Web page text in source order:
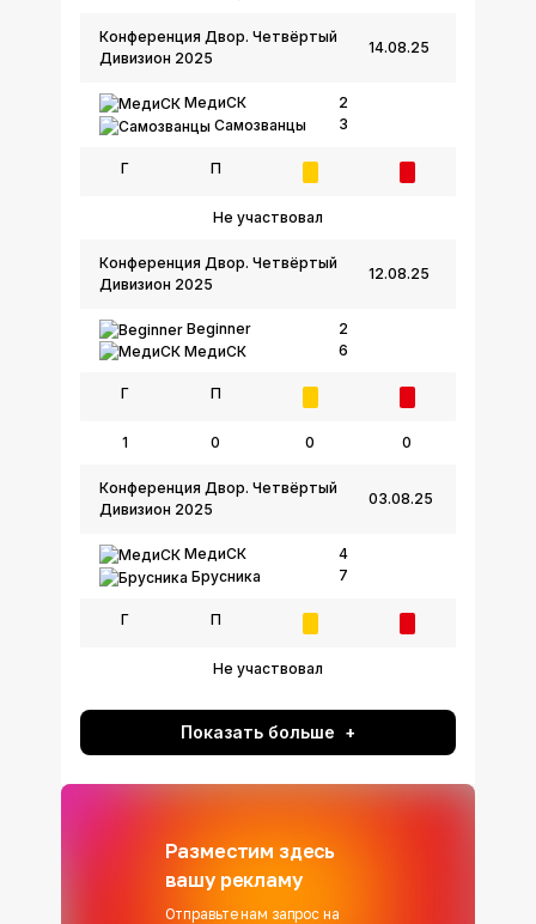
14.08.25
Конференция Двор. Четвёртый
Дивизион 2025
МедиСК
Самозванцы
2
3
Г П
Не участвовал
12.08.25
Конференция Двор. Четвёртый
Дивизион 2025
Beginner
МедиСК
2
6
Г П
1 0 0 0
03.08.25
Конференция Двор. Четвёртый
Дивизион 2025
МедиСК
Брусника
4
7
Г П
Не участвовал
Показать больше
Разместим здесь
вашу рекламу
Отправьте нам запрос на